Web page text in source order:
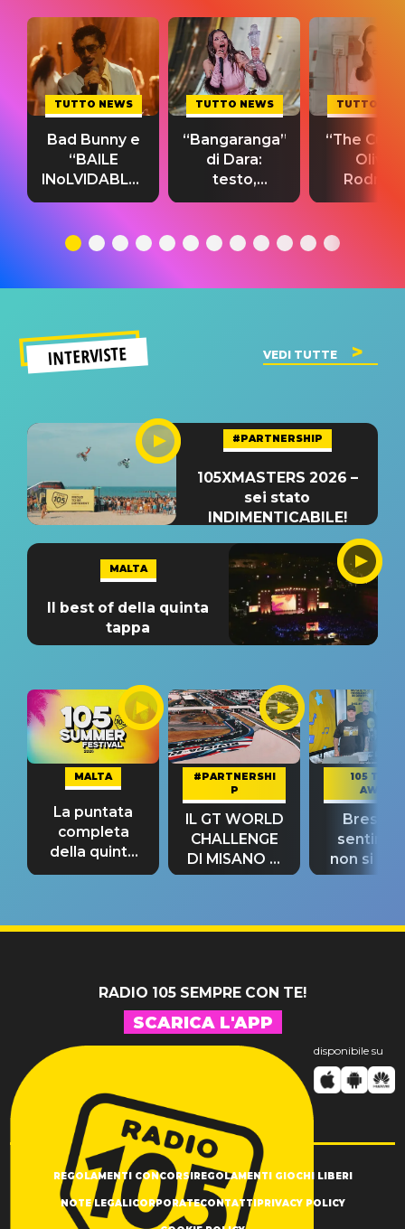
TUTTO NEWS
Bad Bunny e
“BAILE
INoLVIDABLE”:
testo,
significato
TUTTO NEWS
“Bangaranga”
di Dara:
testo,
traduzione e
del singolo
TUTTO
“The
Olivia
testo,
INTERVISTE VEDI TUTTE
#PARTNERSHIP
105XMASTERS 2026 –
sei stato
INDIMENTICABILE!
MALTA
Il best of della quinta
tappa
MALTA
La puntata
completa
della quinta
tappa
#PARTNERSHI
P
IL GT WORLD
CHALLENGE
DI MISANO si
riconferma
105 TAKE
AWAY
Bresh:
non si
fino alla
RADIO 105 SEMPRE CON TE!
SCARICA L'APP
disponibile su
REGOLAMENTI CONCORSI REGOLAMENTI GIOCHI LIBERI
NOTE LEGALI CORPORATECONTATTI PRIVACY POLICY